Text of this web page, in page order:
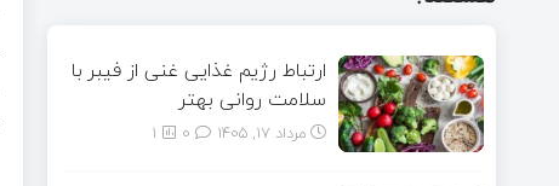
ارتباط رژیم غذایی غنی از فیبر با
سلامت روانی بهتر
مرداد ۱۷, ۱۴۰۵ 1